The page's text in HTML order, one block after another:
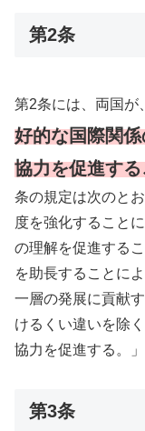
第2条
第2条には、両国が、
好的な国際関
協力を促進す
条の規定は次のと
度を強化すること
の理解を促進する
を助長することに
一層の発展に貢献
けるくい違いを除
協力を促進する。」
第3条